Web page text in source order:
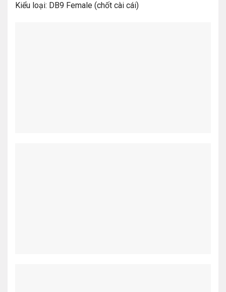
Kiểu loại: DB9 Female (chốt cài cái)